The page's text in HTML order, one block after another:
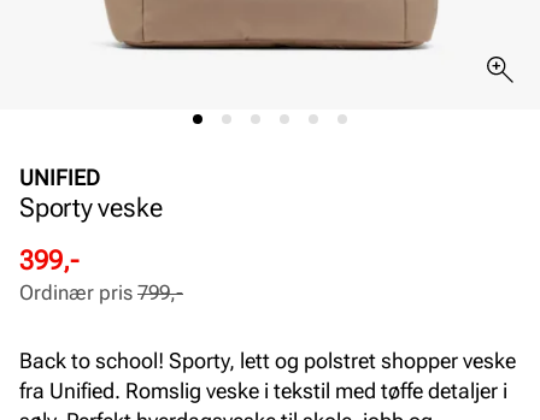
UNIFIED
Sporty veske
Rabattert
pris
399,-
Ordinær
pris
Ordinær pris 799,-
Back to school! Sporty, lett og polstret shopper veske
fra Unified. Romslig veske i tekstil med tøffe detaljer i